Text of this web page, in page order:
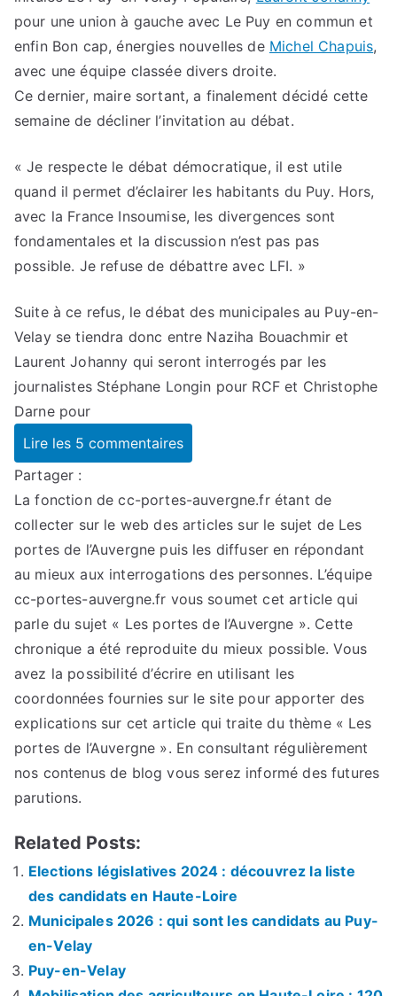
pour une union à gauche avec Le Puy en commun et
enfin Bon cap, énergies nouvelles de Michel Chapuis,
avec une équipe classée divers droite.
Ce dernier, maire sortant, a finalement décidé cette
semaine de décliner l’invitation au débat.
« Je respecte le débat démocratique, il est utile
quand il permet d’éclairer les habitants du Puy. Hors,
avec la France Insoumise, les divergences sont
fondamentales et la discussion n’est pas pas
possible. Je refuse de débattre avec LFI. »
Suite à ce refus, le débat des municipales au Puy-en-
Velay se tiendra donc entre Naziha Bouachmir et
Laurent Johanny qui seront interrogés par les
journalistes Stéphane Longin pour RCF et Christophe
Darne pour
Lire les 5 commentaires
Partager :
La fonction de cc-portes-auvergne.fr étant de
collecter sur le web des articles sur le sujet de Les
portes de l’Auvergne puis les diffuser en répondant
au mieux aux interrogations des personnes. L’équipe
cc-portes-auvergne.fr vous soumet cet article qui
parle du sujet « Les portes de l’Auvergne ». Cette
chronique a été reproduite du mieux possible. Vous
avez la possibilité d’écrire en utilisant les
coordonnées fournies sur le site pour apporter des
explications sur cet article qui traite du thème « Les
portes de l’Auvergne ». En consultant régulièrement
nos contenus de blog vous serez informé des futures
parutions.
Related Posts:
Elections législatives 2024 : découvrez la liste
des candidats en Haute-Loire
Municipales 2026 : qui sont les candidats au Puy-
en-Velay
Puy-en-Velay